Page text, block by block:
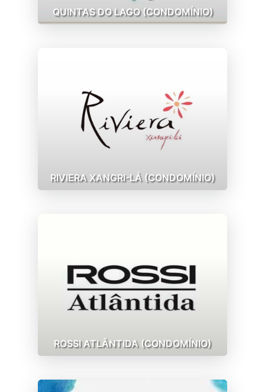
QUINTAS DO LAGO (CONDOMÍNIO)
RIVIERA XANGRI-LÁ (CONDOMÍNIO)
ROSSI ATLÂNTIDA (CONDOMÍNIO)